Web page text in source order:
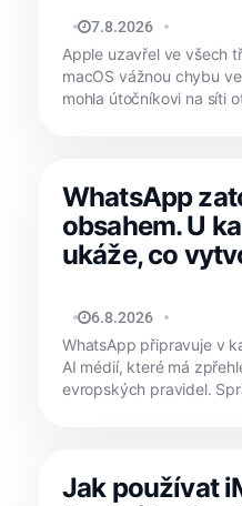
MATYÁŠ KOZÁK
7.8.2026
Apple uzavřel ve všech
macOS vážnou chybu
mohla útočníkovi na síti
WhatsApp
obsahem. U
ukáže, co
JAN HOLEŠ
6.8.2026
WhatsApp připravuje v
AI médií, které má
evropských pravidel.
Jak používat